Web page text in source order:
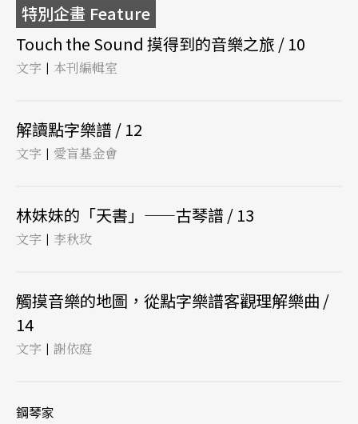
特別企畫 Feature
Touch the Sound 摸得到的音樂之旅 / 10
文字 | 本刊編輯室
解讀點字樂譜 / 12
文字 | 愛盲基金會
林妹妹的「天書」——古琴譜 / 13
文字 | 李秋玫
觸摸音樂的地圖，從點字樂譜客觀理解樂曲 /
14
文字 | 謝依庭
鋼琴家